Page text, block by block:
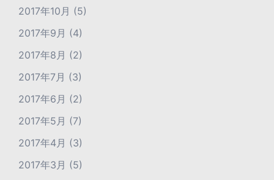
2017年10月 (5)
2017年9月 (4)
2017年8月 (2)
2017年7月 (3)
2017年6月 (2)
2017年5月 (7)
2017年4月 (3)
2017年3月 (5)